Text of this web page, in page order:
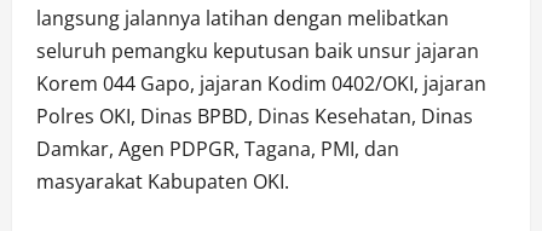
langsung jalannya latihan dengan melibatkan
seluruh pemangku keputusan baik unsur jajaran
Korem 044 Gapo, jajaran Kodim 0402/OKI, jajaran
Polres OKI, Dinas BPBD, Dinas Kesehatan, Dinas
Damkar, Agen PDPGR, Tagana, PMI, dan
masyarakat Kabupaten OKI.